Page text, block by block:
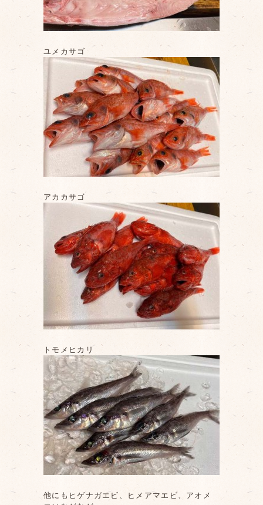
ユメカサゴ
アカカサゴ
トモメヒカリ
他にもヒゲナガエビ、ヒメアマエビ、アオメ